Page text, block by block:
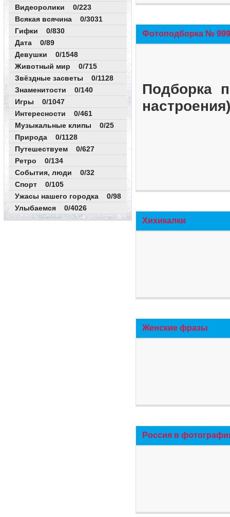
Видеоролики 0/223
Всякая всячина 0/3031
Гифки 0/830
Дата 0/89
Девушки 0/1548
Животный мир 0/715
Звёздные засветы 0/1128
Знаменитости 0/140
Игры 0/1047
Интересности 0/461
Музыкальные клипы 0/25
Природа 0/1128
Путешествуем 0/627
Ретро 0/134
События, люди 0/32
Спорт 0/105
Ужасы нашего городка 0/98
Улыбаемся 0/4026
Фотоподборка №
Подборка
Хихикалки
Женские фразы
Россия в